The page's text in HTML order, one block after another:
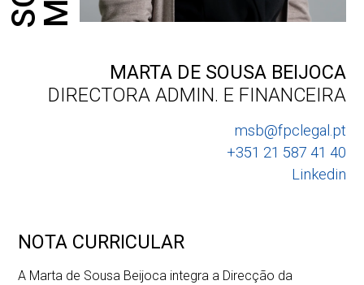
MARTA DE SOUSA BEIJOCA
DIRECTORA ADMIN. E FINANCEIRA
msb@fpclegal.pt
+351 21 587 41 40
Linkedin
NOTA CURRICULAR
A Marta de Sousa Beijoca integra a Direcção da